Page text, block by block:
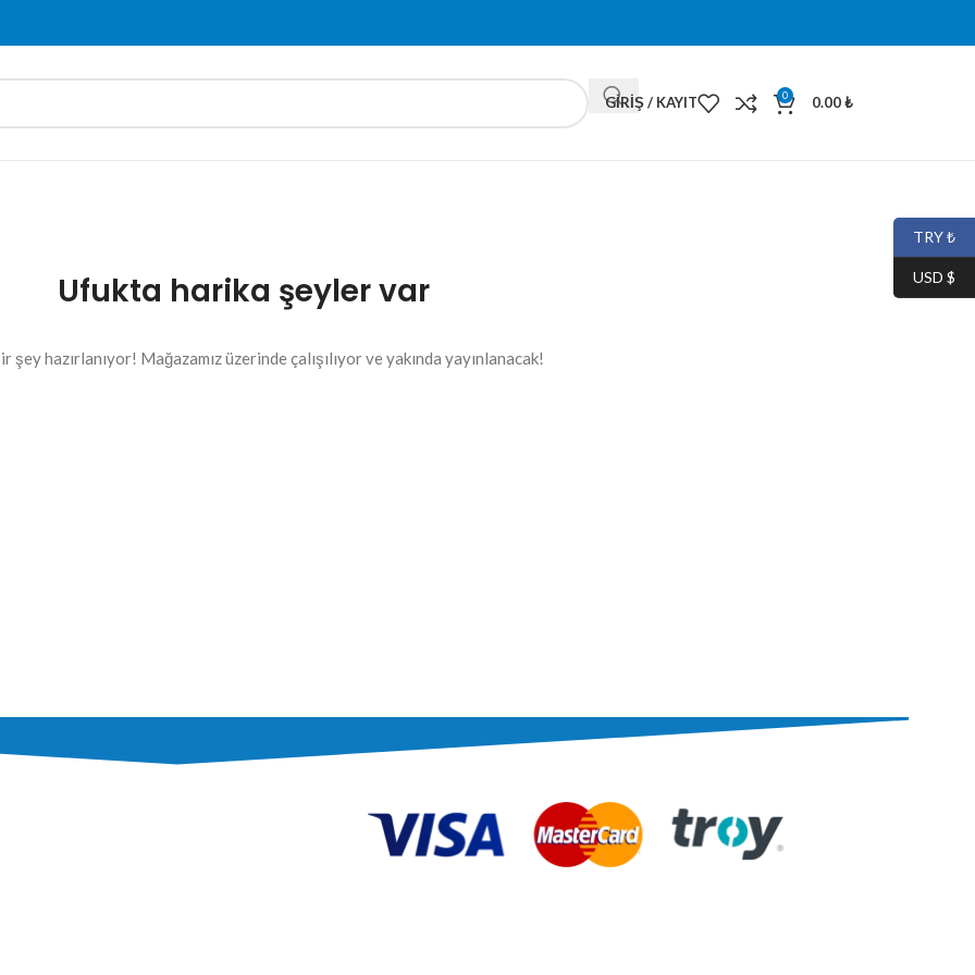
GIRIŞ / KAYIT 0 0.00₺
Ufukta harika şeyler var
şey hazırlanıyor! Mağazamız üzerinde çalışılıyor ve yakında yayınlanacak!
TRY ₺
USD $